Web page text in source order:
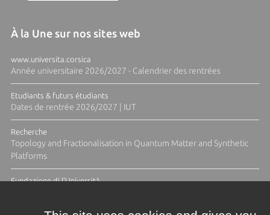
À la Une sur nos sites web
www.universita.corsica
Année universitaire 2026/2027 - Calendrier des rentrées
Etudiants & futurs étudiants
Dates de rentrée 2026/2027 | IUT
Recherche
Topology and Fractionalisation in Quantum Matter and Synthetic
Platforms
Fundazione di l'Università